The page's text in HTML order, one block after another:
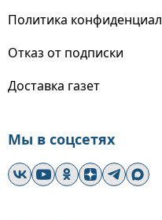
Политика
Отказ от подписки
Доставка газет
Мы в соцсетях